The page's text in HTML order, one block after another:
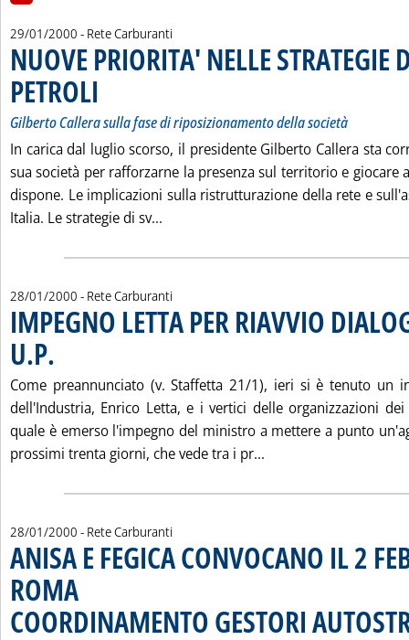
29/01/2000 - Rete Carburanti
NUOVE PRIORITA' NELLE STRATEGIE
PETROLI
Gilberto Callera sulla fase di riposizionamento della società
In carica dal luglio scorso, il presidente Gilberto Callera sta
sua società per rafforzarne la presenza sul territorio e giocare
dispone. Le implicazioni sulla ristrutturazione della rete e
Italia. Le strategie di sv...
28/01/2000 - Rete Carburanti
IMPEGNO LETTA PER RIAVVIO
U.P.
Come preannunciato (v. Staffetta 21/1), ieri si è tenuto un
dell'Industria, Enrico Letta, e i vertici delle organizzazioni
quale è emerso l'impegno del ministro a mettere a punto
prossimi trenta giorni, che vede tra i pr...
28/01/2000 - Rete Carburanti
ANISA E FEGICA CONVOCANO IL 2
ROMA
COORDINAMENTO GESTORI